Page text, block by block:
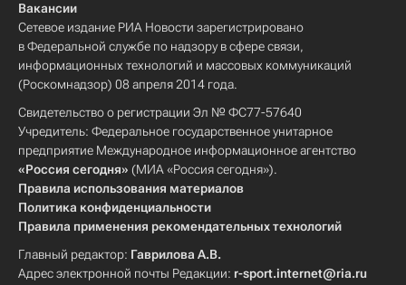
Вакансии
Сетевое издание РИА Новости зарегистрировано
в Федеральной службе по надзору в сфере связи,
информационных технологий и массовых коммуникаций
(Роскомнадзор) 08 апреля 2014 года.
Свидетельство о регистрации Эл № ФС77-57640
Учредитель: Федеральное государственное унитарное
предприятие Международное информационное агентство
«Россия сегодня» (МИА «Россия сегодня»).
Правила использования материалов
Политика конфиденциальности
Правила применения рекомендательных технологий
Главный редактор: Гаврилова А.В.
Адрес электронной почты Редакции: r-sport.internet@ria.ru